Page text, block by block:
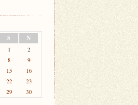
S N
1
2
8
9
15
16
22
23
29 30